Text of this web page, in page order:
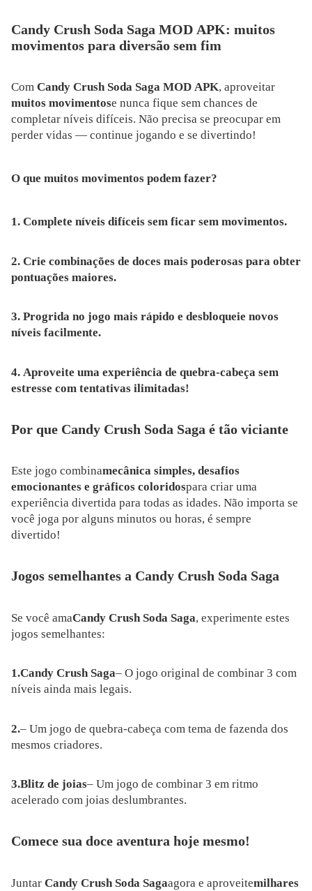
Candy Crush Soda Saga MOD APK: muitos
movimentos para diversão sem fim
Com Candy Crush Soda Saga MOD APK, aproveitar
muitos movimentose nunca fique sem chances de
completar níveis difíceis. Não precisa se preocupar em
perder vidas — continue jogando e se divertindo!
O que muitos movimentos podem fazer?
1. Complete níveis difíceis sem ficar sem movimentos.
2. Crie combinações de doces mais poderosas para obter
pontuações maiores.
3. Progrida no jogo mais rápido e desbloqueie novos
níveis facilmente.
4. Aproveite uma experiência de quebra-cabeça sem
estresse com tentativas ilimitadas!
Por que Candy Crush Soda Saga é tão viciante
Este jogo combinamecânica simples, desafios
emocionantes e gráficos coloridospara criar uma
experiência divertida para todas as idades. Não importa se
você joga por alguns minutos ou horas, é sempre
divertido!
Jogos semelhantes a Candy Crush Soda Saga
Se você amaCandy Crush Soda Saga, experimente estes
jogos semelhantes:
1.Candy Crush Saga– O jogo original de combinar 3 com
níveis ainda mais legais.
2.– Um jogo de quebra-cabeça com tema de fazenda dos
mesmos criadores.
3.Blitz de joias– Um jogo de combinar 3 em ritmo
acelerado com joias deslumbrantes.
Comece sua doce aventura hoje mesmo!
Juntar Candy Crush Soda Sagaagora e aproveitemilhares